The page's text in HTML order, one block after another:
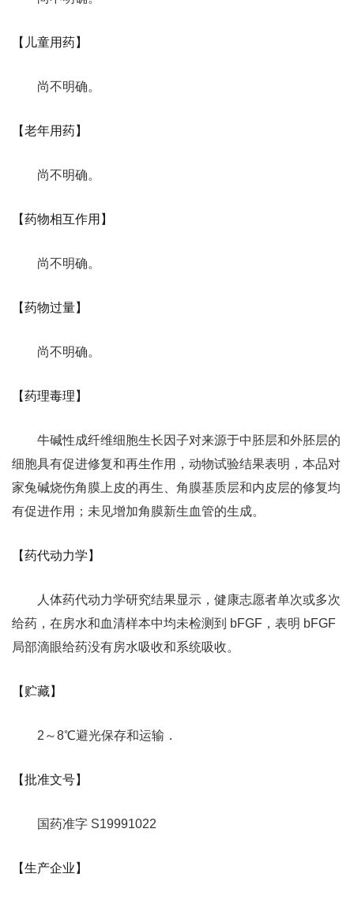
【儿童用药】
尚不明确。
【老年用药】
尚不明确。
【药物相互作用】
尚不明确。
【药物过量】
尚不明确。
【药理毒理】
牛碱性成纤维细胞生长因子对来源于中胚层和外胚层的
细胞具有促进修复和再生作用，动物试验结果表明，本品对
家兔碱烧伤角膜上皮的再生、角膜基质层和内皮层的修复均
有促进作用；未见增加角膜新生血管的生成。
【药代动力学】
人体药代动力学研究结果显示，健康志愿者单次或多次
给药，在房水和血清样本中均未检测到 bFGF，表明 bFGF
局部滴眼给药没有房水吸收和系统吸收。
【贮藏】
2～8℃避光保存和运输．
【批准文号】
国药准字 S19991022
【生产企业】